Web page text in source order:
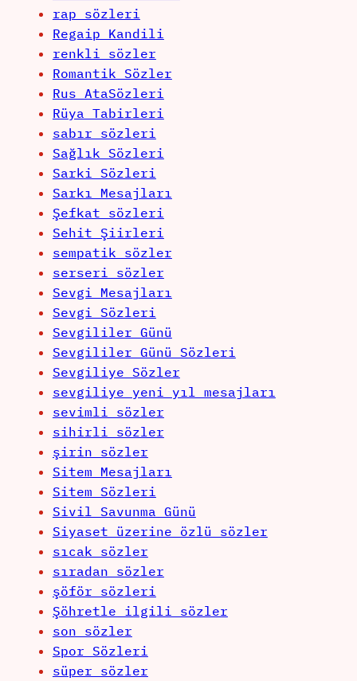
rap sözleri
Regaip Kandili
renkli sözler
Romantik Sözler
Rus AtaSözleri
Rüya Tabirleri
sabır sözleri
Sağlık Sözleri
Sarki Sözleri
Sarkı Mesajları
Şefkat sözleri
Sehit Şiirleri
sempatik sözler
serseri sözler
Sevgi Mesajları
Sevgi Sözleri
Sevgililer Günü
Sevgililer Günü Sözleri
Sevgiliye Sözler
sevgiliye yeni yıl mesajları
sevimli sözler
sihirli sözler
şirin sözler
Sitem Mesajları
Sitem Sözleri
Sivil Savunma Günü
Siyaset üzerine özlü sözler
sıcak sözler
sıradan sözler
şöför sözleri
Şöhretle ilgili sözler
son sözler
Spor Sözleri
süper sözler